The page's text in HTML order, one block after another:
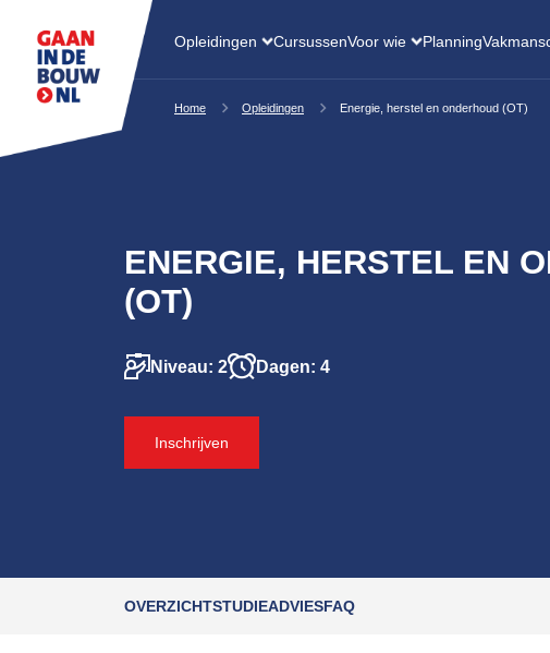
Opleidingen CursussenVoor wie Planning
Home Opleidingen Energie, herstel en onderhoud (OT)
ENERGIE, HERSTEL EN
(OT)
Niveau: 2 Dagen: 4
Inschrijven
OVERZICHTSTUDIEADVIESFAQ